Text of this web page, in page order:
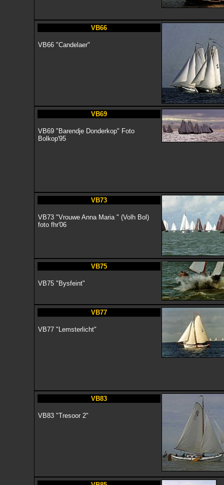
VB66
VB66 "Candelaer"
VB69
VB69 "Barendje Donderkop" Foto
Bolkop'95
VB73
VB73 "Vrouwe Anna Maria " (Volh Bol)
foto fhr'06
VB75
VB75 "Bysfeint"
VB77
VB77 "Lemsterlicht"
VB83
VB83 "Tresoor 2"